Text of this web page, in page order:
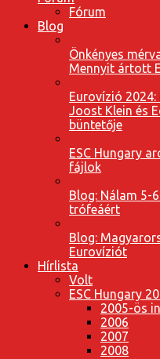
Fórum
Blog
Önkényes
Mennyit ártott
Eurovízió
Joost Klein és
büntetője
ESC Hungary
fájlok
Blog: Nálam 5-
trófeáért
Blog:
Eurovíziót
Hírlista
Volt
ESC Hungary
2005-ös
2006
2007
2008